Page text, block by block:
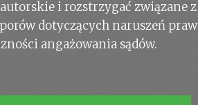
i rozstrzygać związane z
dotyczących naruszeń praw
angażowania sądów.